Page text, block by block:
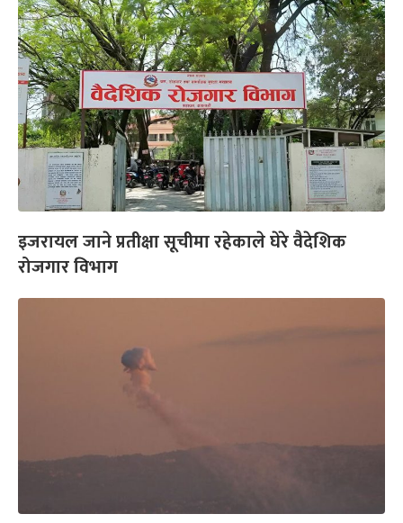
इजरायल जाने प्रतीक्षा सूचीमा रहेकाले घेरे वैदेशिक
रोजगार विभाग